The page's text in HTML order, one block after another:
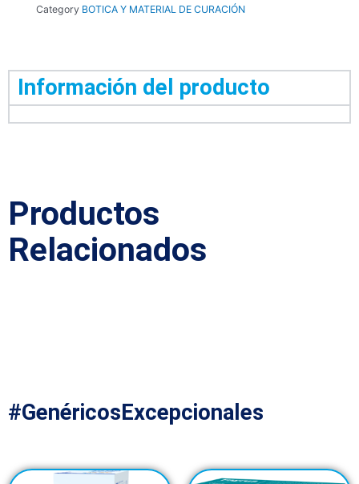
Category BOTICA Y MATERIAL DE CURACIÓN
Información del producto
Productos
Relacionados
#GenéricosExcepcionales